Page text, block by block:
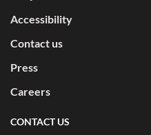
Accessibility
Contact us
Press
Careers
CONTACT US